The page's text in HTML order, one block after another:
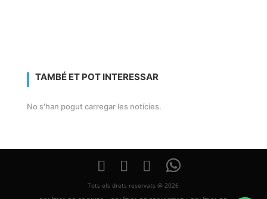
TAMBÉ ET POT INTERESSAR
No s'han pogut carregar les notícies.
Tots els drets reservats @ 2026